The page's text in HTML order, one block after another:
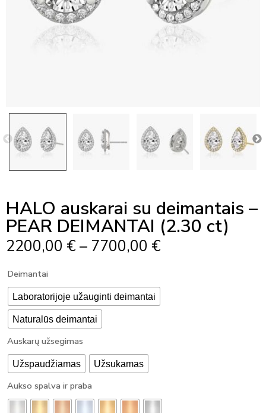
HALO auskarai su deimantais –
PEAR DEIMANTAI (2.30 ct)
2200,00 € – 7700,00 €
Deimantai
Laboratorijoje užauginti deimantai
Naturalūs deimantai
Auskarų užsegimas
Užspaudžiamas Užsukamas
Aukso spalva ir praba
produkto
HALO
auskarai
su
deimantais
-
PEAR
DEIMANTAI
(2.30